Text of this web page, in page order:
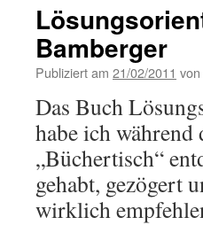
Bamberger
Publiziert am 21/02/2011 von
Das Buch
habe ich
„Büchertisch“
gehabt, gezögert
wirklich